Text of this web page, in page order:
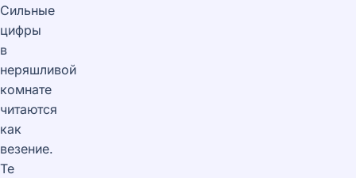
Сильные
цифры
в
неряшливой
комнате
читаются
как
везение.
Те